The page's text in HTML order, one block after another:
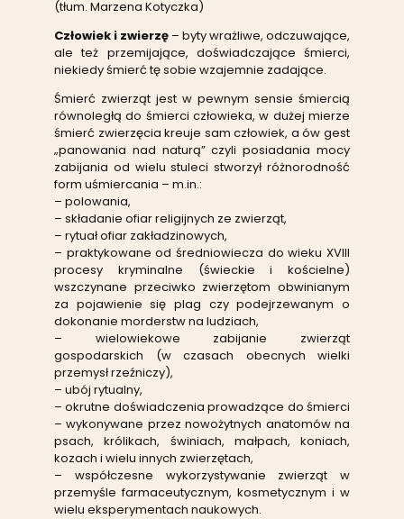
(tłum. Marzena Kotyczka)
Człowiek i zwierzę – byty wrażliwe, odczuwające,
ale też przemijające, doświadczające śmierci,
niekiedy śmierć tę sobie wzajemnie zadające.
Śmierć zwierząt jest w pewnym sensie śmiercią
równoległą do śmierci człowieka, w dużej mierze
śmierć zwierzęcia kreuje sam człowiek, a ów gest
„panowania nad naturą” czyli posiadania mocy
zabijania od wielu stuleci stworzył różnorodność
form uśmiercania – m.in.:
– polowania,
– składanie ofiar religijnych ze zwierząt,
– rytuał ofiar zakładzinowych,
– praktykowane od średniowiecza do wieku XVIII
procesy kryminalne (świeckie i kościelne)
wszczynane przeciwko zwierzętom obwinianym
za pojawienie się plag czy podejrzewanym o
dokonanie morderstw na ludziach,
– wielowiekowe zabijanie zwierząt
gospodarskich (w czasach obecnych wielki
przemysł rzeźniczy),
– ubój rytualny,
– okrutne doświadczenia prowadzące do śmierci
– wykonywane przez nowożytnych anatomów na
psach, królikach, świniach, małpach, koniach,
kozach i wielu innych zwierzętach,
– współczesne wykorzystywanie zwierząt w
przemyśle farmaceutycznym, kosmetycznym i w
wielu eksperymentach naukowych.